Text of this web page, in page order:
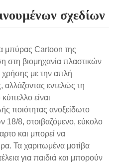
σχεδίων
μπύρας Cartoon της
στη βιομηχανία πλαστικών
χρήσης με την απλή
αλλάζοντας εντελώς τη
είναι
ποιότητας ανοξείδωτο
18/8, στοιβαζόμενο, εύκολο
και μπορεί να
Τα χαριτωμένα μοτίβα
για παιδιά και μπορούν